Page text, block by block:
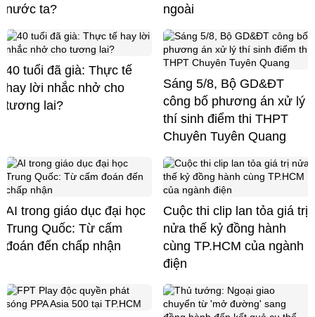
nước ta?
ngoài
40 tuổi đã già: Thực tế
hay lời nhắc nhở cho
tương lai?
Sáng 5/8, Bộ GD&ĐT
công bố phương án xử lý
thí sinh điểm thi THPT
Chuyên Tuyên Quang
AI trong giáo dục đại học
Trung Quốc: Từ cấm
đoán đến chấp nhận
Cuộc thi clip lan tỏa giá trị
nửa thế kỷ đồng hành
cùng TP.HCM của ngành
điện